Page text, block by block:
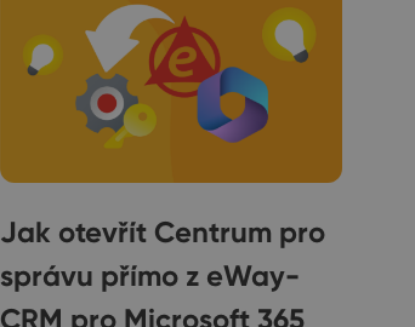
Jak otevřít Centrum pro
správu přímo z eWay-
CRM pro Microsoft 365